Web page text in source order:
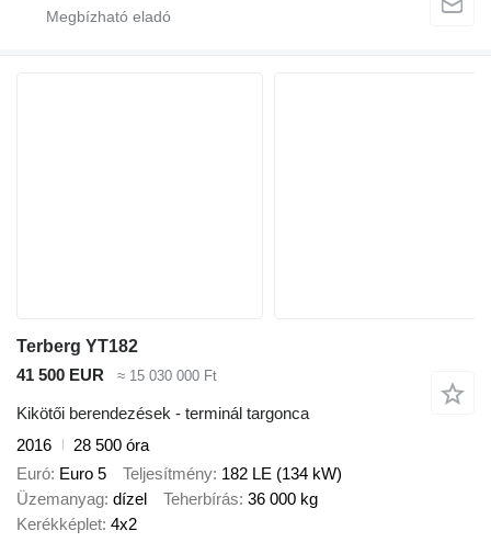
Terberg YT182
41 500 EUR
≈ 15 030 000 Ft
Kikötői berendezések - terminál targonca
2016
28 500 óra
Euró Euro 5 Teljesítmény 182 LE (134 kW)
Üzemanyag dízel Teherbírás 36 000 kg
Kerékképlet 4x2